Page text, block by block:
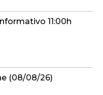
11:00h
(08/08/26)